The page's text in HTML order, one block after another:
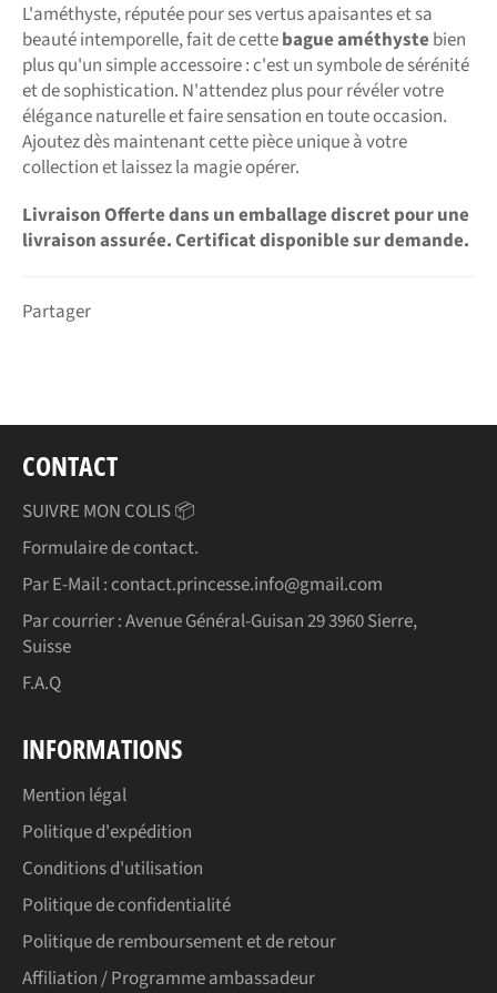
L'améthyste, réputée pour ses vertus apaisantes et sa
beauté intemporelle, fait de cettebague améthystebien
plus qu'un simple accessoire : c'est un symbole de sérénité
et de sophistication. N'attendez plus pour révéler votre
élégance naturelle et faire sensation en toute occasion.
Ajoutez dès maintenant cette pièce unique à votre
collection et laissez la magie opérer.
Livraison Offerte dans un emballage discret pour une
livraison assurée. Certificat disponible sur demande.
Partager
CONTACT
SUIVRE MON COLIS 📦
Formulaire de contact.
Par E-Mail : contact.princesse.info@gmail.com
Par courrier : Avenue Général-Guisan 29 3960 Sierre,
Suisse
F.A.Q
INFORMATIONS
Mention légal
Politique d'expédition
Conditions d'utilisation
Politique de confidentialité
Politique de remboursement et de retour
Affiliation / Programme ambassadeur